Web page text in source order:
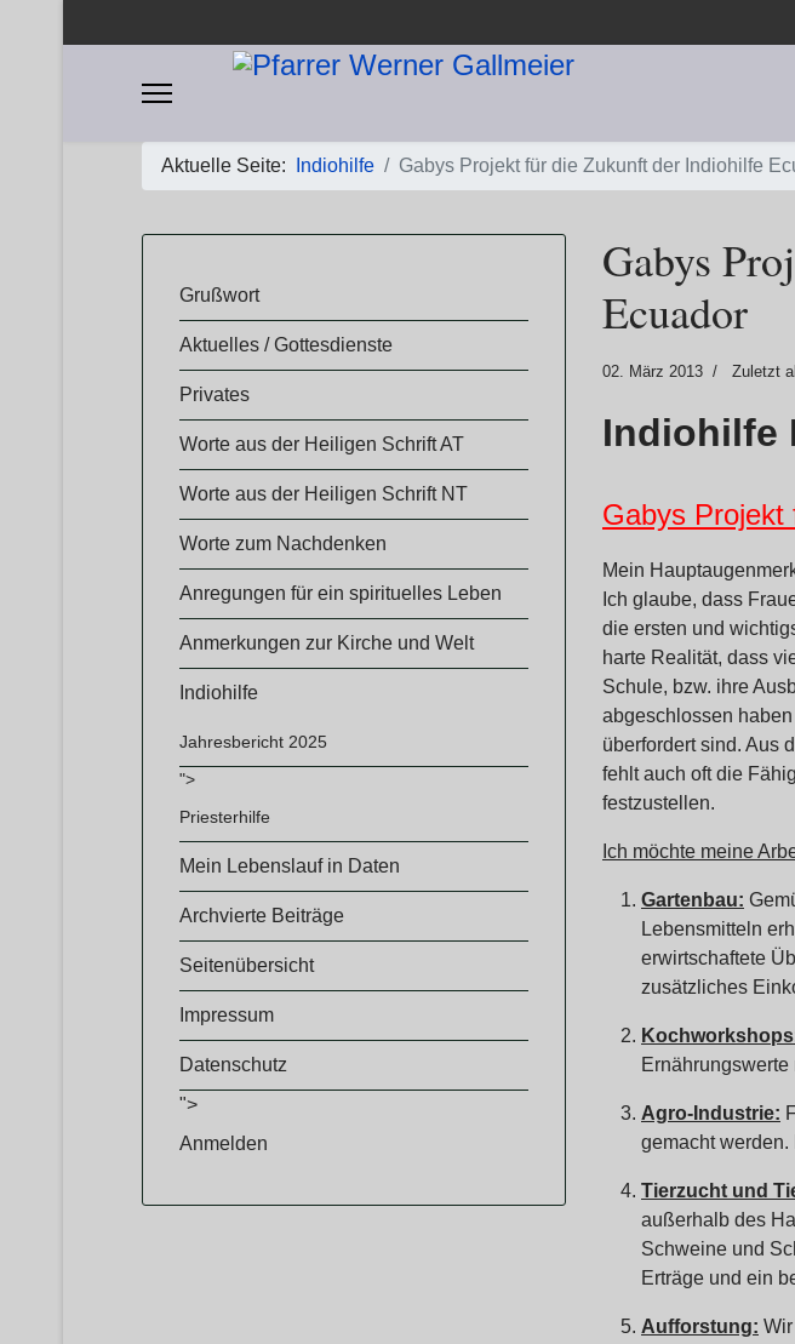
Aktuelle Seite: Indiohilfe Gabys Projekt für die Zukunft der Indiohilfe
​​Grußwort
Aktuelles / Gottesdienste
Privates
Worte aus der Heiligen Schrift AT
Worte aus der Heiligen Schrift NT
Worte zum Nachdenken
Anregungen für ein spirituelles Leben
Anmerkungen zur Kirche und Welt
Indiohilfe
Jahresbericht 2025
">
Priesterhilfe
Mein Lebenslauf in Daten
Archvierte Beiträge
Seitenübersicht
Impressum
Datenschutz
">
Anmelden
Gabys
Ecuador
02. März 2013 Zuletzt
Indiohilfe
Gabys Projekt
Mein
Ich glaube, dass
die ersten und
harte Realität, dass
Schule, bzw. ihre
abgeschlossen
überfordert sind. Aus
fehlt auch oft die
festzustellen.
Ich möchte meine
Gartenbau:
Lebensmitteln
erwirtschaftete
zusätzliches
Agro-Industrie:
gemacht
Tierzucht und
außerhalb des
Schweine und
Erträge und ein
Aufforstung: